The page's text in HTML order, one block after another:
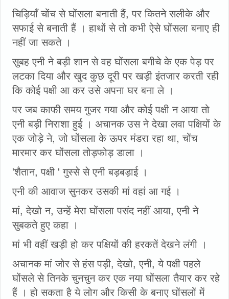
चिड़ियाँ चोंच से घोंसला बनाती हैं, पर कितने सलीके और
सफाई से बनाती हैं । हाथों से तो कभी ऐसे घोंसला बनाए ही
नहीं जा सकते ।
सुबह एनी ने बड़ी शान से वह घोंसला बगीचे के एक पेड़ पर
लटका दिया और खुद कुछ दूरी पर खड़ी इंतजार करती रही
कि कोई पक्षी आ कर उसे अपना घर बना ले ।
पर जब काफी समय गुजर गया और कोई पक्षी न आया तो
एनी बड़ी निराशा हुई । अचानक उस ने देखा लवा पक्षियों के
एक जोड़े ने, जो घोंसला के ऊपर मंडरा रहा था, चोंच
मारमार कर घोंसला तोड़फोड़ डाला ।
'शैतान, पक्षी ' गुस्से से एनी बड़बड़ाई ।
एनी की आवाज सुनकर उसकी मां वहां आ गई ।
मां, देखो न, उन्हें मेरा घोंसला पसंद नहीं आया, एनी ने
सुबकते हुए कहा ।
मां भी वहीं खड़ी हो कर पक्षियों की हरकतें देखने लंगी ।
अचानक मां जोर से हंस पड़ी, देखो, एनी, ये पक्षी पहले
घोंसले से तिनके चुनचुन कर एक नया घोंसला तैयार कर रहे
हैं । हो सकता है ये लोग और किसी के बनाए घोंसलों में